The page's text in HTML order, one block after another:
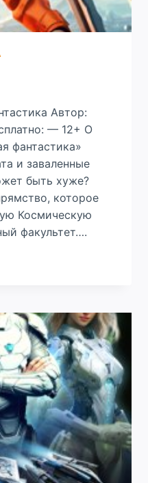
Автор:
— 12+ О
фантастика»
и заваленные
быть хуже?
которое
Космическую
факультет….